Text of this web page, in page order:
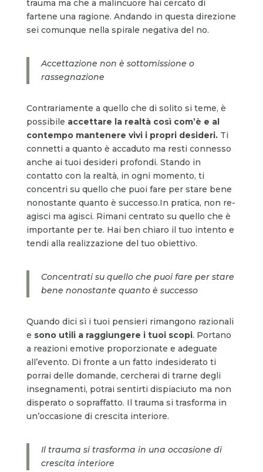
trauma ma che a malincuore hai cercato di
fartene una ragione. Andando in questa direzione
sei comunque nella spirale negativa del no.
Accettazione non è sottomissione o
rassegnazione
Contrariamente a quello che di solito si teme, è
possibile accettare la realtà così com’è e al
contempo mantenere vivi i propri desideri. Ti
connetti a quanto è accaduto ma resti connesso
anche ai tuoi desideri profondi. Stando in
contatto con la realtà, in ogni momento, ti
concentri su quello che puoi fare per stare bene
nonostante quanto è successo.In pratica, non re-
agisci ma agisci. Rimani centrato su quello che è
importante per te. Hai ben chiaro il tuo intento e
tendi alla realizzazione del tuo obiettivo.
Concentrati su quello che puoi fare per stare
bene nonostante quanto è successo
Quando dici sì i tuoi pensieri rimangono razionali
e sono utili a raggiungere i tuoi scopi. Portano
a reazioni emotive proporzionate e adeguate
all’evento. Di fronte a un fatto indesiderato ti
porrai delle domande, cercherai di trarne degli
insegnamenti, potrai sentirti dispiaciuto ma non
disperato o sopraffatto. Il trauma si trasforma in
un’occasione di crescita interiore.
Il trauma si trasforma in una occasione di
crescita interiore